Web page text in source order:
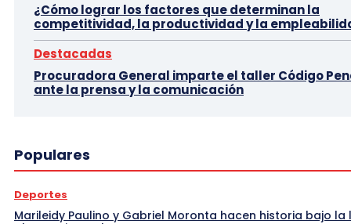
¿Cómo lograr los factores que determinan la
competitividad, la productividad y la
Destacadas
Procuradora General imparte el taller Código
ante la prensa y la comunicación
Populares
Deportes
Marileidy Paulino y Gabriel Moronta hacen historia bajo la